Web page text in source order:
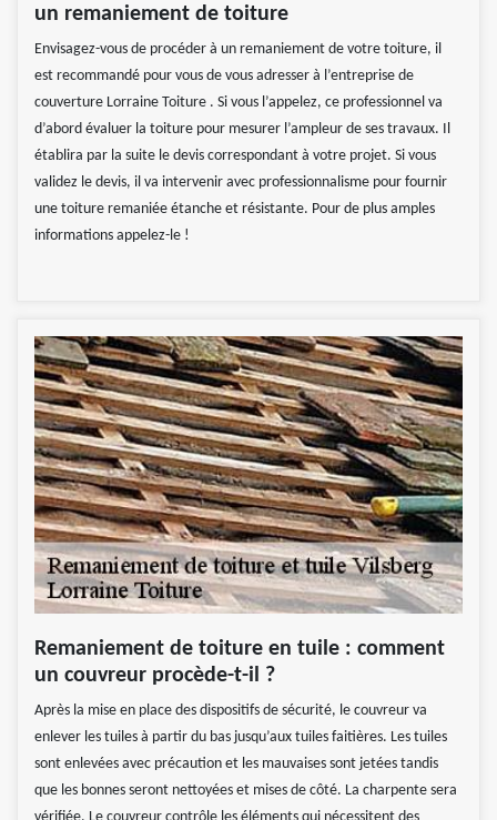
un remaniement de toiture
Envisagez-vous de procéder à un remaniement de votre toiture, il
est recommandé pour vous de vous adresser à l’entreprise de
couverture Lorraine Toiture . Si vous l’appelez, ce professionnel va
d’abord évaluer la toiture pour mesurer l’ampleur de ses travaux. Il
établira par la suite le devis correspondant à votre projet. Si vous
validez le devis, il va intervenir avec professionnalisme pour fournir
une toiture remaniée étanche et résistante. Pour de plus amples
informations appelez-le !
Remaniement de toiture en tuile : comment
un couvreur procède-t-il ?
Après la mise en place des dispositifs de sécurité, le couvreur va
enlever les tuiles à partir du bas jusqu’aux tuiles faitières. Les tuiles
sont enlevées avec précaution et les mauvaises sont jetées tandis
que les bonnes seront nettoyées et mises de côté. La charpente sera